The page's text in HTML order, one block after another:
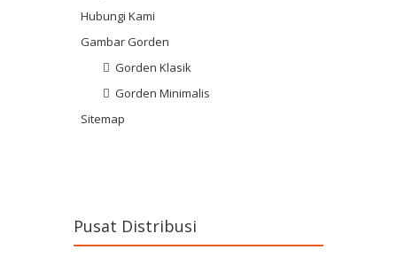
Hubungi Kami
Gambar Gorden
Gorden Klasik
Gorden Minimalis
Sitemap
Pusat Distribusi